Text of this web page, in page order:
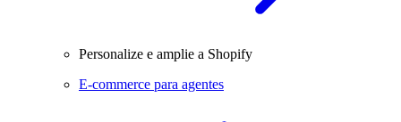
Personalize e amplie a Shopify
E-commerce para agentes